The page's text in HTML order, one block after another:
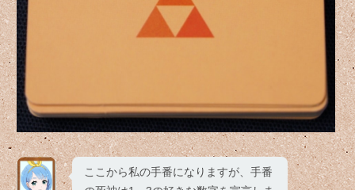
ここから私の手番になりますが、手番